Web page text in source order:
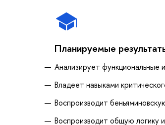
Планируемые
Анализирует функциональные
Владеет навыками
Воспроизводит
Воспроизводит общую логику